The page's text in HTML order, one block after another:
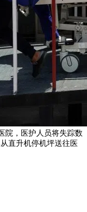
院，医护人员将失踪数
直升机停机坪送往医